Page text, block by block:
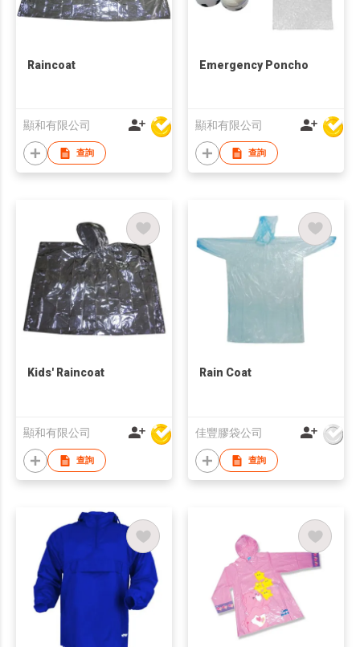
Raincoat
顯和有限公司
查詢
Emergency Poncho
顯和有限公司
查詢
Kids' Raincoat
顯和有限公司
查詢
Rain Coat
佳豐膠袋公司
查詢